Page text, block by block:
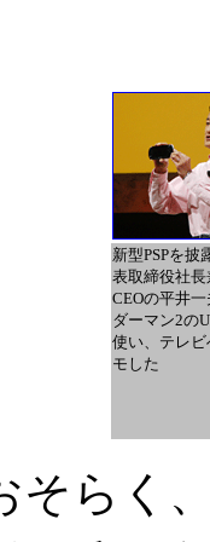
新型PSPを披
表取締役社
CEOの平井
ダーマン2の
使い、テレ
モした
らく